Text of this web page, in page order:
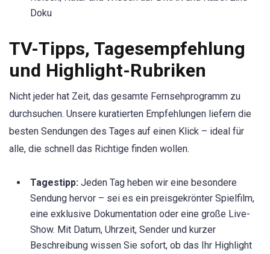
Doku
TV-Tipps, Tagesempfehlung
und Highlight-Rubriken
Nicht jeder hat Zeit, das gesamte Fernsehprogramm zu
durchsuchen. Unsere kuratierten Empfehlungen liefern die
besten Sendungen des Tages auf einen Klick – ideal für
alle, die schnell das Richtige finden wollen.
Tagestipp: Jeden Tag heben wir eine besondere
Sendung hervor – sei es ein preisgekrönter Spielfilm,
eine exklusive Dokumentation oder eine große Live-
Show. Mit Datum, Uhrzeit, Sender und kurzer
Beschreibung wissen Sie sofort, ob das Ihr Highlight